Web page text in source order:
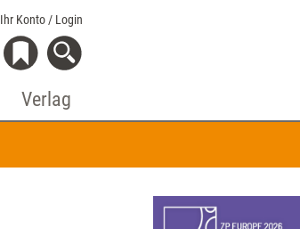
Ihr Konto / Login
Verlag